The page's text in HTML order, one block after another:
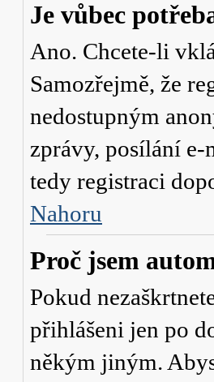
Je vůbec
Ano. Chcete-li
Samozřejmě, že
nedostupným
zprávy, posílání
tedy registraci
Nahoru
Proč jsem
Pokud
přihlášeni jen po
někým jiným.